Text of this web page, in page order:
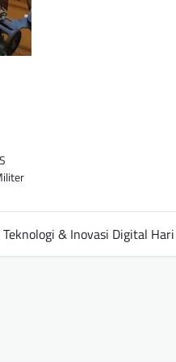
Teknologi & Inovasi Digital